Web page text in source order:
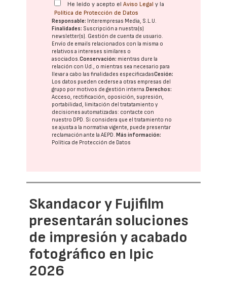
He leído y acepto elAviso Legal y la
Política de Protección de Datos
Responsable: Interempresas Media, S.L.U.
Finalidades: Suscripción a nuestra(s)
newsletter(s). Gestión de cuenta de usuario.
Envío de emails relacionados con la misma o
relativos a intereses similares o
asociados.Conservación: mientras dure la
relación con Ud., o mientras sea necesario para
llevar a cabo las finalidades especificadasCesión:
Los datos pueden cederse a otras empresas del
grupo por motivos de gestión interna. Derechos:
Acceso, rectificación, oposición, supresión,
portabilidad, limitación del tratatamiento y
decisiones automatizadas: contacte con
nuestro DPD. Si considera que el tratamiento no
se ajusta a la normativa vigente, puede presentar
reclamación ante laAEPD. Más información:
Política de Protección de Datos
Skandacor y Fujifilm
presentarán soluciones
de impresión y acabado
fotográfico en Ipic
2026